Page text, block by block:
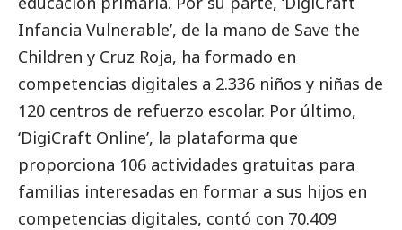
Infancia Vulnerable’, de la mano de Save the
Children y Cruz Roja, ha formado en
competencias digitales a 2.336 niños y niñas de
120 centros de refuerzo escolar. Por último,
‘DigiCraft Online’, la plataforma que
proporciona 106 actividades gratuitas para
familias interesadas en formar a sus hijos en
competencias digitales, contó con 70.409